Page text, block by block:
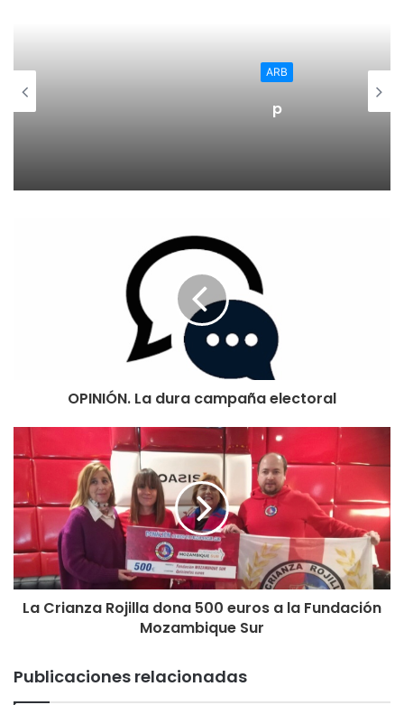
cuatro primeros clasificados de cada grupo,
distribuyéndose en dos nuevos grupos de cuatro equipos
cada uno (primero y cuarto del Grupo A con segundo y
El Campus Promete ya prepara esta Fase con la ilusión de
certificar el regreso a la élite (objetivo de la temporada) y
con la vista puesta en la recuperación de las lesionadas y
la puesta a punto del bloque para esta cita de gran
exigencia física y mental.
OPINIÓN. La dura campaña electoral
La Crianza Rojilla dona 500 euros a la Fundación
Mozambique Sur
Publicaciones relacionadas